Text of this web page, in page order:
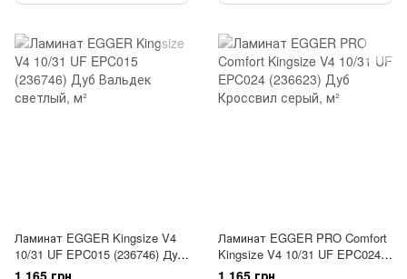
Ламинат EGGER Kingsize V4
10/31 UF EPC015 (236746) Дуб
Вальдек светлый
1 165 грн
Ламинат EGGER PRO Comfort
Kingsize V4 10/31 UF EPC024
(236623) Дуб Кроссвил серый
1 165 грн